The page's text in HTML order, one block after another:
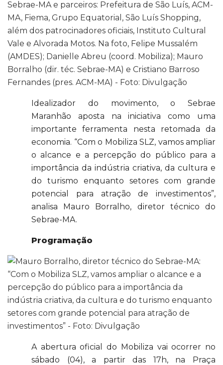
Idealizador do movimento, o Sebrae
Maranhão aposta na iniciativa como uma
importante ferramenta nesta retomada da
economia. “Com o Mobiliza SLZ, vamos ampliar
o alcance e a percepção do público para a
importância da indústria criativa, da cultura e
do turismo enquanto setores com grande
potencial para atração de investimentos”,
analisa Mauro Borralho, diretor técnico do
Sebrae-MA.
Programação
A abertura oficial do Mobiliza vai ocorrer no
sábado (04), a partir das 17h, na Praça